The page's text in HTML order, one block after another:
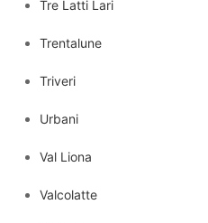
Tre Latti Lari
Trentalune
Triveri
Urbani
Val Liona
Valcolatte